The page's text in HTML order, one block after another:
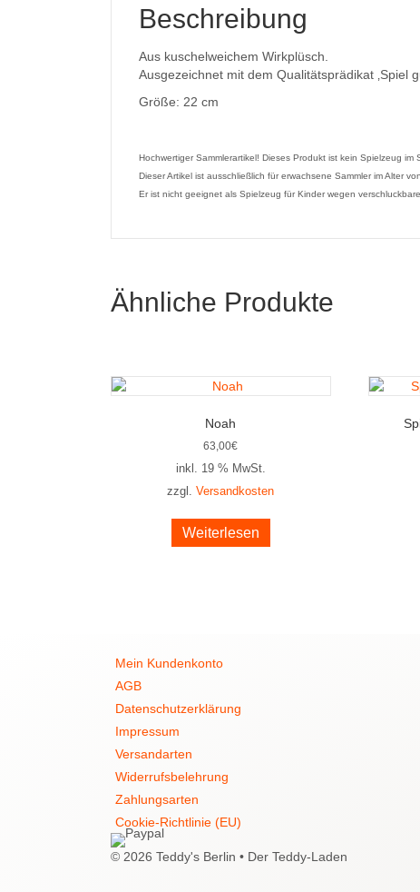
Beschreibung
Aus kuschelweichem Wirkplüsch.
Ausgezeichnet mit dem Qualitätsprädikat ‚Spiel
Größe: 22 cm
Hochwertiger Sammlerartikel! Dieses Produkt ist kein Spielzeug
Dieser Artikel ist ausschließlich für erwachsene Sammler im Alter
Er ist nicht geeignet als Spielzeug für Kinder wegen
Ähnliche Produkte
Noah
63,00€
inkl. 19 % MwSt.
zzgl.Versandkosten
Weiterlesen
Mein Kundenkonto
AGB
Datenschutzerklärung
Impressum
Versandarten
Widerrufsbelehrung
Zahlungsarten
Cookie-Richtlinie (EU)
© 2026 Teddy's Berlin • Der Teddy-Laden